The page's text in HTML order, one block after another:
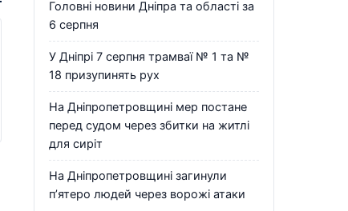
Головні новини Дніпра та області за
6 серпня
У Дніпрі 7 серпня трамваї № 1 та №
18 призупинять рух
На Дніпропетровщині мер постане
перед судом через збитки на житлі
для сиріт
На Дніпропетровщині загинули
п’ятеро людей через ворожі атаки